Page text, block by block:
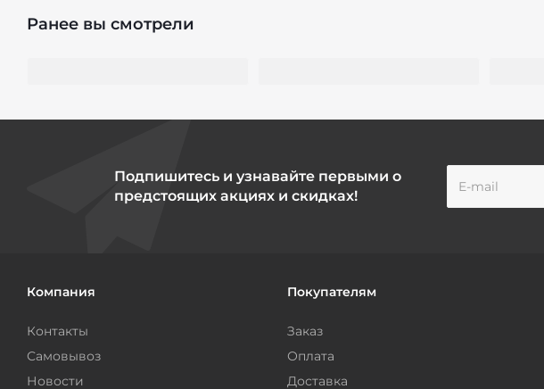
Ранее вы смотрели
Подпишитесь и узнавайте первыми о
предстоящих акциях и скидках!
Компания
Контакты
Самовывоз
Новости
Покупателям
Заказ
Оплата
Доставка